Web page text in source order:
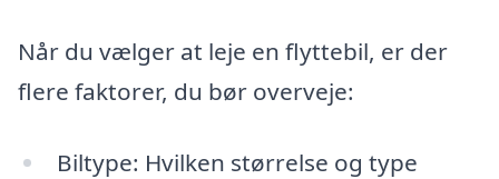
Når du vælger at leje en flyttebil, er der
flere faktorer, du bør overveje:
Biltype: Hvilken størrelse og type